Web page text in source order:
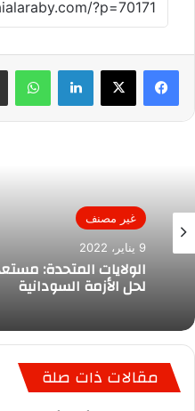
لينكدإن
غير مصنف
9 يناير، 2022
الولايات المتحدة:
لحل الأزمة السودانية
مقالات ذات صلة